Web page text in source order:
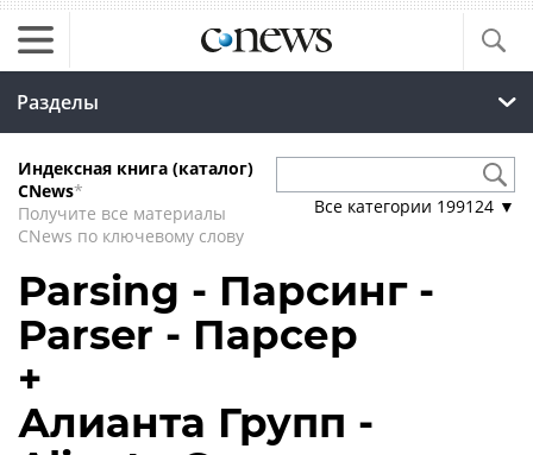
Разделы
Индексная книга (каталог)
CNews*
Получите все материалы
CNews по ключевому слову
Все категории 199124 ▼
Parsing - Парсинг -
Parser - Парсер
+
Алианта Групп -